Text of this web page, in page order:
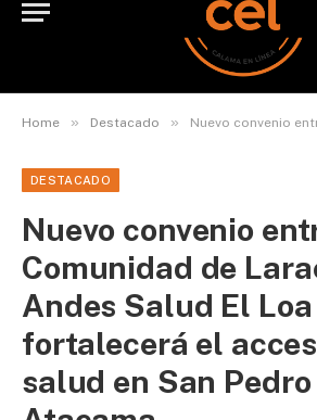
Home » Destacado » Nuevo convenio entre Comunidad de Larache y Andes
DESTACADO
Nuevo convenio
Comunidad de
Andes Salud El Loa
fortalecerá el
salud en San